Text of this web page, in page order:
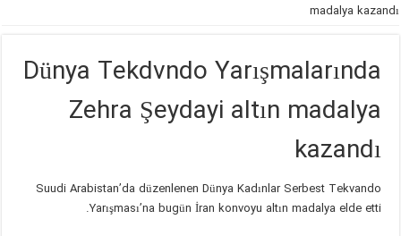
madalya kazandı
Dünya Tekdvndo Yarışmalarında
Zehra Şeydayi altın madalya
kazandı
Suudi Arabistan’da düzenlenen Dünya Kadınlar Serbest Tekvando
Yarışması’na bugün İran konvoyu altın madalya elde etti.